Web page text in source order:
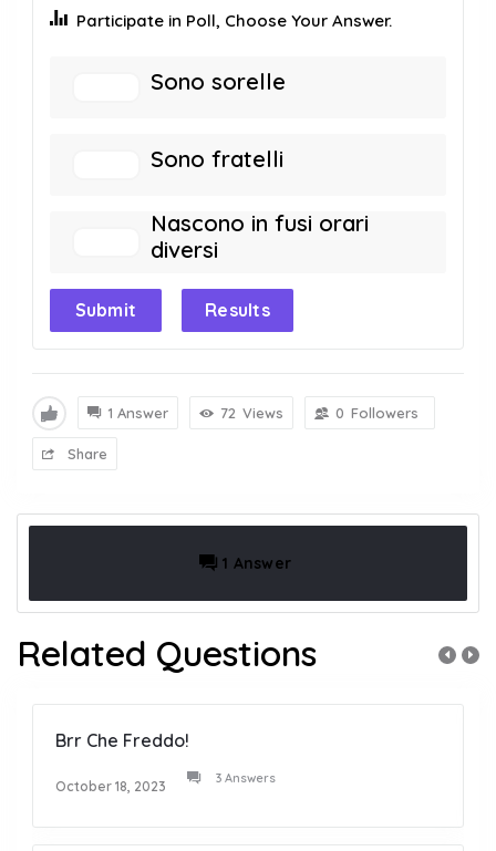
Participate in Poll, Choose Your Answer.
Sono sorelle
Sono fratelli
Nascono in fusi orari
diversi
Submit Results
1 Answer 72 Views 0 Followers
Share
1 Answer
Related Questions
Brr Che Freddo!
October 18, 2023 3 Answers